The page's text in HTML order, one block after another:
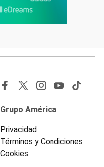
Grupo América
Privacidad
Términos y Condiciones
Cookies